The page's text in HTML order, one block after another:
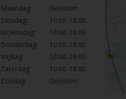
Maandag:
Gesloten
Dinsdag:
10:00-18:00
Woensdag:
10:00-18:00
Donderdag:
10:00-18:00
Vrijdag:
10:00-18:00
Zaterdag:
10:00-18:00
Zondag:
Gesloten